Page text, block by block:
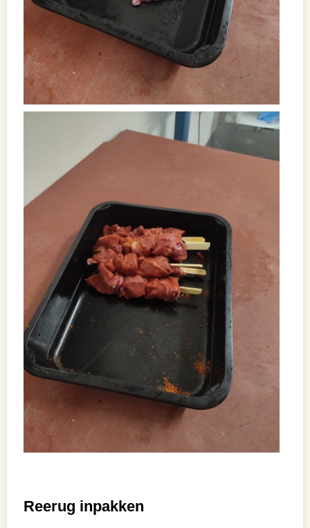
Reerug inpakken